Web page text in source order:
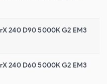
240 D90 5000K G2 EM3
240 D60 5000K G2 EM3